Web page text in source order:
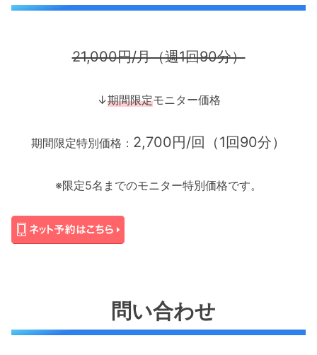
21,000円/月（週1回90分）
↓期間限定モニター価格
期間限定特別価格： 2,700円/回（1回90分）
※限定5名までのモニター特別価格です。
問い合わせ